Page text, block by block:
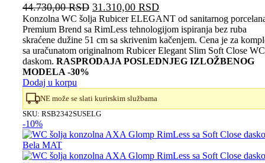
44.730,00RSD Originalna
cena
je
bila:
44.730,00 RSD.
31.310,00 RSDTrenutna
cena
je:
31.310,00 RSD.
Konzolna WC šolja Rubicer ELEGANT od sanitarnog
Premium Brend sa RimLess tehnologijom ispiranja bez ruba
skraćene dužine 51 cm sa skrivenim kačenjem. Cena je za
sa uračunatom originalnom Rubicer Elegant Slim Soft Close WC
daskom. RASPRODAJA POSLEDNJEG IZLOŽBENOG
MODELA -30%
Dodaj u korpu
NE može se slati kurirskim službama
SKU: RSB2342SUSELG
-10%